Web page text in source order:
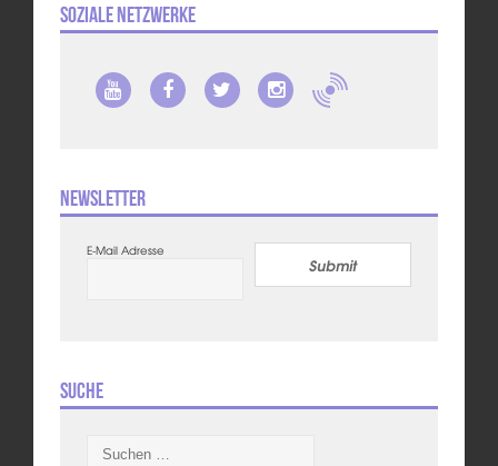
Soziale Netzwerke
Newsletter
E-Mail Adresse
Submit
Suche
nach: